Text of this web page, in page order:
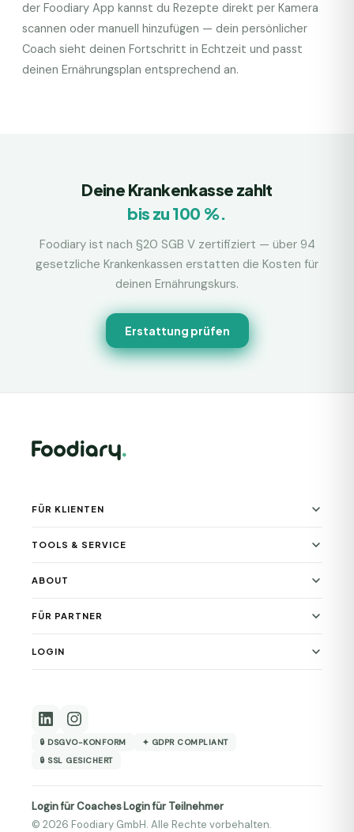
der Foodiary App kannst du Rezepte direkt per Kamera
scannen oder manuell hinzufügen — dein persönlicher
Coach sieht deinen Fortschritt in Echtzeit und passt
deinen Ernährungsplan entsprechend an.
Deine Krankenkasse zahlt
bis zu 100 %.
Foodiary ist nach §20 SGB V zertifiziert — über 94
gesetzliche Krankenkassen erstatten die Kosten für
deinen Ernährungskurs.
Erstattung prüfen
FÜR KLIENTEN
TOOLS & SERVICE
ABOUT
FÜR PARTNER
LOGIN
🔒 DSGVO-KONFORM
✦ GDPR COMPLIANT
🔒 SSL GESICHERT
Login für Coaches·Login für Teilnehmer
© 2026 Foodiary GmbH. Alle Rechte vorbehalten.